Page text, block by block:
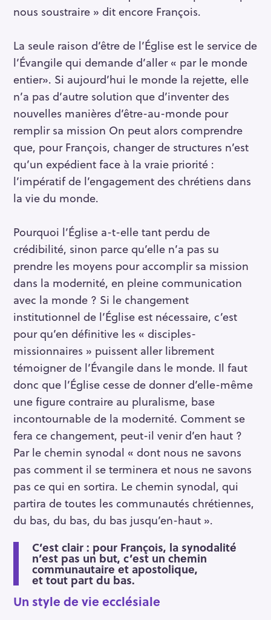
nous soustraire » dit encore François.
La seule raison d’être de l’Église est le service de
l’Évangile qui demande d’aller « par le monde
entier». Si aujourd’hui le monde la rejette, elle
n’a pas d’autre solution que d’inventer des
nouvelles manières d’être-au-monde pour
remplir sa mission On peut alors comprendre
que, pour François, changer de structures n’est
qu’un expédient face à la vraie priorité :
l’impératif de l’engagement des chrétiens dans
la vie du monde.
Pourquoi l’Église a-t-elle tant perdu de
crédibilité, sinon parce qu’elle n’a pas su
prendre les moyens pour accomplir sa mission
dans la modernité, en pleine communication
avec la monde ? Si le changement
institutionnel de l’Église est nécessaire, c’est
pour qu’en définitive les « disciples-
missionnaires » puissent aller librement
témoigner de l’Évangile dans le monde. Il faut
donc que l’Église cesse de donner d’elle-même
une figure contraire au pluralisme, base
incontournable de la modernité. Comment se
fera ce changement, peut-il venir d’en haut ?
Par le chemin synodal « dont nous ne savons
pas comment il se terminera et nous ne savons
pas ce qui en sortira. Le chemin synodal, qui
partira de toutes les communautés chrétiennes,
du bas, du bas, du bas jusqu’en-haut ».
C’est clair : pour François, la synodalité
n’est pas un but, c’est un chemin
communautaire et apostolique,
et tout part du bas.
Un style de vie ecclésiale